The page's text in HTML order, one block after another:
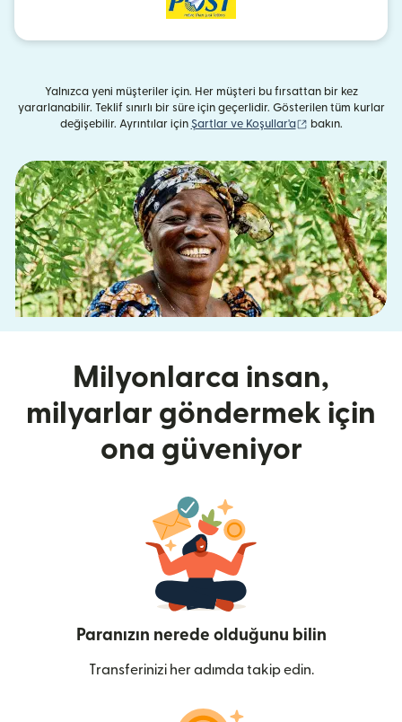
Yalnızca yeni müşteriler için. Her müşteri bu fırsattan bir kez
yararlanabilir. Teklif sınırlı bir süre için geçerlidir. Gösterilen tüm kurlar
değişebilir. Ayrıntılar için Şartlar ve Koşullar'a (yeni pencerede
bakın.
Milyonlarca insan,
milyarlar göndermek için
ona güveniyor
Paranızın nerede olduğunu bilin
Transferinizi her adımda takip edin.